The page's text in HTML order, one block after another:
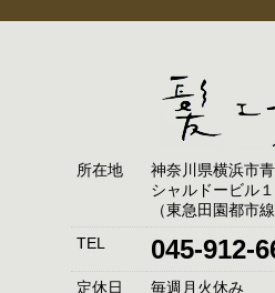
所在地
神奈川県横浜市
シャルドービル１
（東急田園都市
TEL
045-912-
定休日
毎週月火休み